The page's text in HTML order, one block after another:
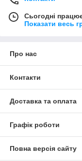
Сьогодні
Показати весь
Про нас
Контакти
Доставка та оплата
Графік роботи
Повна версія сайту